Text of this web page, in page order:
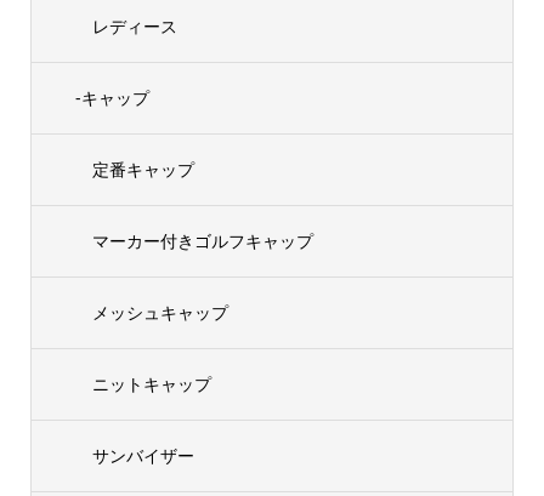
レディース
-キャップ
定番キャップ
マーカー付きゴルフキャップ
メッシュキャップ
ニットキャップ
サンバイザー